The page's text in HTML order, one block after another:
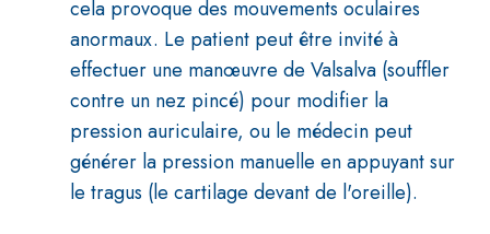
cela provoque des mouvements oculaires
anormaux. Le patient peut être invité à
effectuer une manœuvre de Valsalva (souffler
contre un nez pincé) pour modifier la
pression auriculaire, ou le médecin peut
générer la pression manuelle en appuyant sur
le tragus (le cartilage devant de l'oreille).